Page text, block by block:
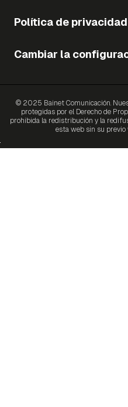
Política de privacidad
Cambiar la
© 2025 Bainet Comunicación.
protegidas por el Derecho de
prohibida la redistribución y la
esta web sin su previo